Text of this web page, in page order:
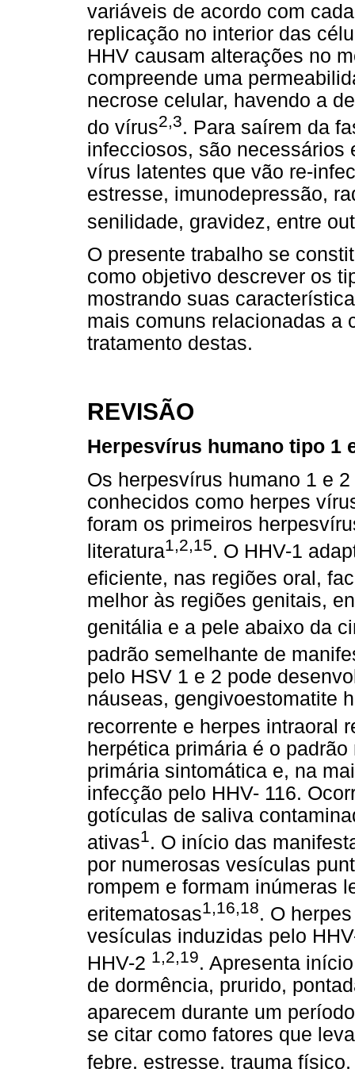
variáveis de acordo com
replicação no interior das
HHV causam alterações no
compreende uma
necrose celular, havendo a
do vírus2,3. Para saírem da
infecciosos, são necessários
vírus latentes que vão re-
estresse, imunodepressão,
senilidade, gravidez, entre
O presente trabalho se
como objetivo descrever os
mostrando suas
mais comuns relacionadas a
tratamento destas.
REVISÃO
Herpesvírus humano tipo 1
Os herpesvírus humano 1 e
conhecidos como herpes
foram os primeiros
literatura1,2,15. O HHV-1
eficiente, nas regiões oral,
melhor às regiões genitais,
genitália e a pele abaixo da
padrão semelhante de
pelo HSV 1 e 2 pode
náuseas, gengivoestomatite
recorrente e herpes intraoral
herpética primária é o
primária sintomática e, na
infecção pelo HHV- 116.
gotículas de saliva
ativas1 . O início das
por numerosas vesículas
rompem e formam inúmeras
eritematosas1,16,18. O
vesículas induzidas pelo
HHV-2 1,2,19. Apresenta
de dormência, prurido,
aparecem durante um
se citar como fatores que
febre, estresse, trauma